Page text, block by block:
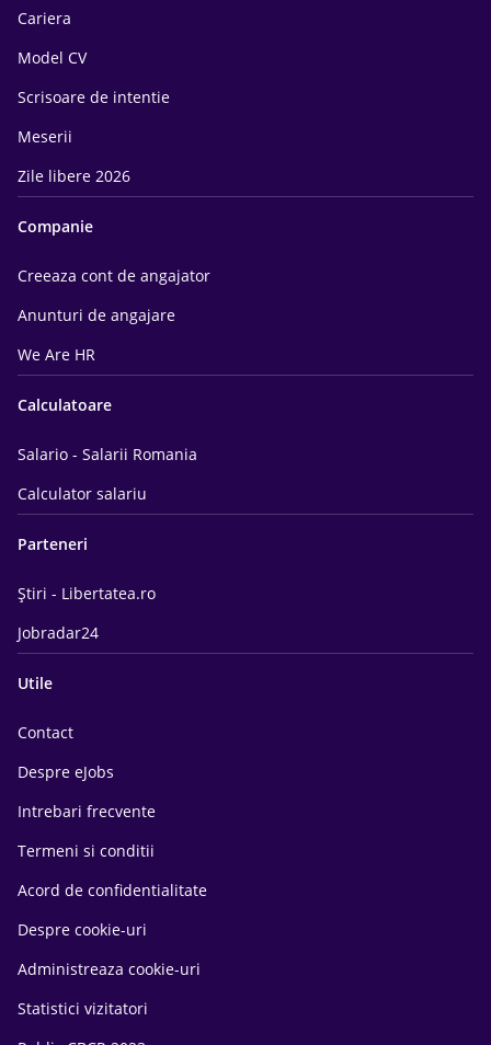
Cariera
Model CV
Scrisoare de intentie
Meserii
Zile libere 2026
Companie
Creeaza cont de angajator
Anunturi de angajare
We Are HR
Calculatoare
Salario - Salarii Romania
Calculator salariu
Parteneri
Știri - Libertatea.ro
Jobradar24
Utile
Contact
Despre eJobs
Intrebari frecvente
Termeni si conditii
Acord de confidentialitate
Despre cookie-uri
Administreaza cookie-uri
Statistici vizitatori